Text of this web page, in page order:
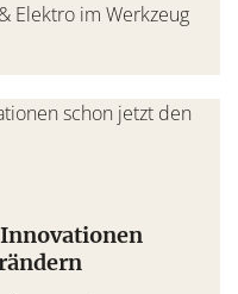
Elektro im Werkzeug